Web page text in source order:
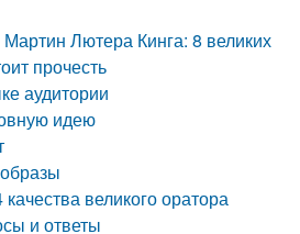
Лютера Кинга: 8 великих
прочесть
аудитории
идею
великого оратора
и ответы